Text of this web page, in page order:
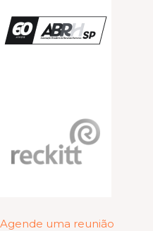
Agende uma reunião